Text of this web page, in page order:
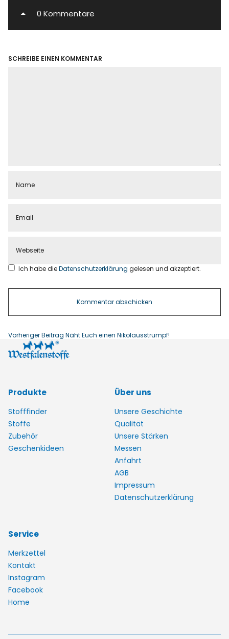
0 Kommentare
SCHREIBE EINEN KOMMENTAR
Ich habe dieDatenschutzerklärunggelesen und akzeptiert.
Vorheriger Beitrag Näht Euch einen Nikolausstrumpf!
Produkte
Stofffinder
Stoffe
Zubehör
Geschenkideen
Über uns
Unsere Geschichte
Qualität
Unsere Stärken
Messen
Anfahrt
AGB
Impressum
Datenschutzerklärung
Service
Merkzettel
Kontakt
Instagram
Facebook
Home